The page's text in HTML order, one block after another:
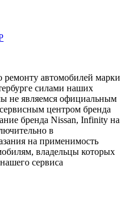
ремонту автомобилей марки
силами наших
не являемся официальным
центром бренда
бренда Nissan, Infinity на
в
на применимость
владельцы которых
сервиса